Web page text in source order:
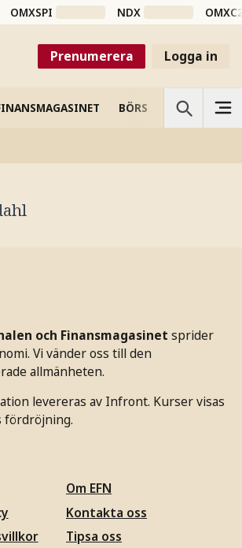
OMXSPI NDX
Prenumerera Logga in
BÖRS VETENSKAP
och Finansmagasinet sprider
Vi vänder oss till den
allmänheten.
levereras av Infront. Kurser visas
fördröjning.
Om EFN
Kontakta oss
Tipsa oss